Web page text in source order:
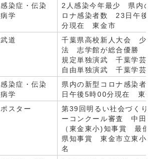
感染症・伝染
病学
2人感染今年最少 県内の
ロナ感染者数 23日午後
分現在 東金市
武道
千葉県高校新人大会 少
法 志学館が総合優勝
規定単独演武 千葉学
自由単独演武 千葉学
感染症・伝染
病学
県内の新型コロナ感染
日午後5時00分現在 東
ポスター
第39回明るい社会づくり
ーコンクール審査 中田
（東金東小)知事賞 最
県知事賞 東金市立東
名